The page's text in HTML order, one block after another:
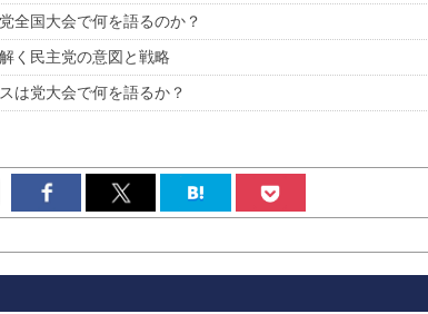
全国大会で何を語るのか？
く民主党の意図と戦略
は党大会で何を語るか？